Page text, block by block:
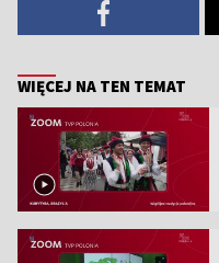
WIĘCEJ NA TEN TEMAT